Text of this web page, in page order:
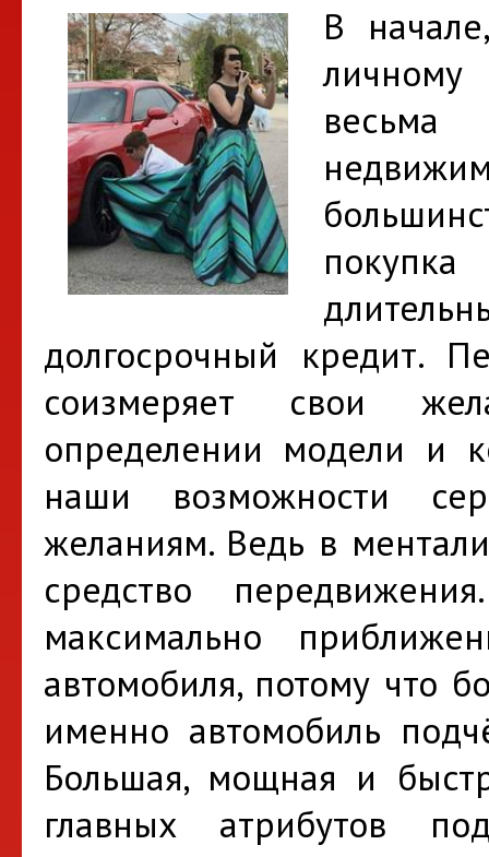
В
личному
долгосрочный кредит.
соизмеряет свои
определении модели и
наши возможности
желаниям. Ведь в
средство
максимально
автомобиля, потому что
именно автомобиль
Большая, мощная и
главных атрибутов